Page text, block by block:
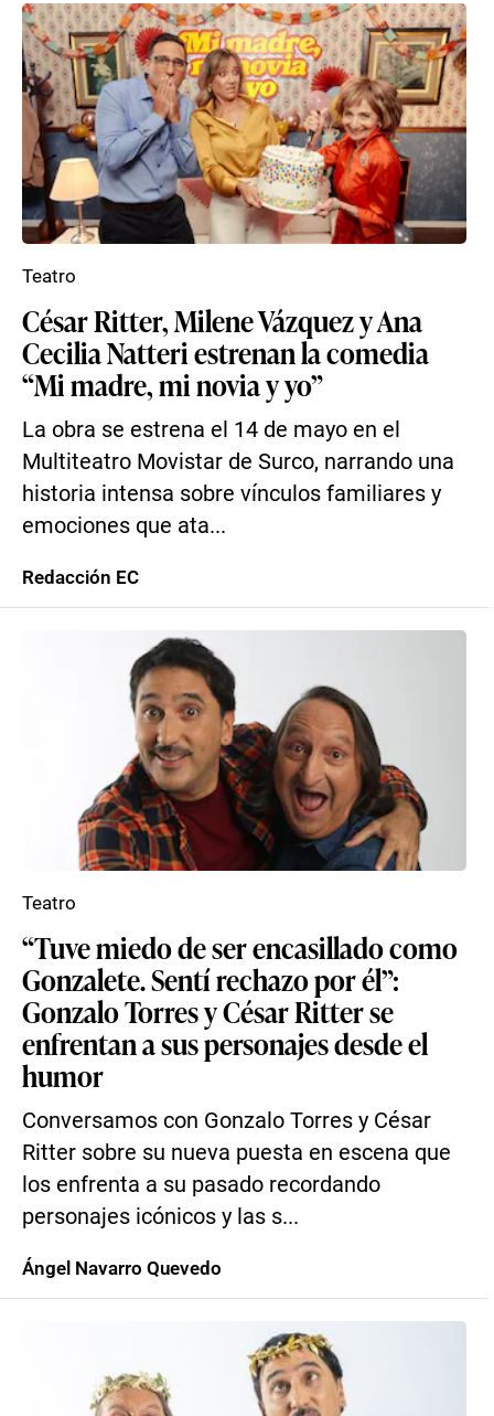
César Ritter, Milene Vázquez y Ana
Cecilia Natteri estrenan la comedia
“Mi madre, mi novia y yo”
La obra se estrena el 14 de mayo en el
Multiteatro Movistar de Surco, narrando una
historia intensa sobre vínculos familiares y
emociones que ata...
Teatro
Redacción EC
“Tuve miedo de ser encasillado como
Gonzalete. Sentí rechazo por él”:
Gonzalo Torres y César Ritter se
enfrentan a sus personajes desde el
humor
Conversamos con Gonzalo Torres y César
Ritter sobre su nueva puesta en escena que
los enfrenta a su pasado recordando
personajes icónicos y las s...
Teatro
Ángel Navarro Quevedo